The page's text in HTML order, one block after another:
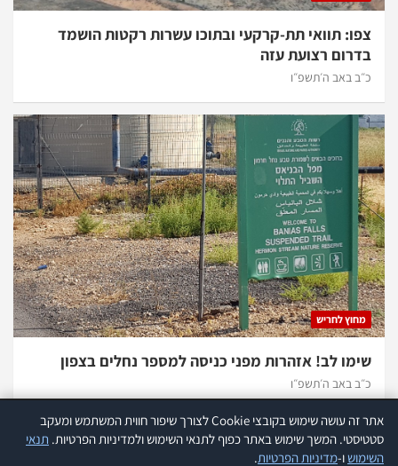
צפו: תוואי תת-קרקעי ובתוכו עשרות רקטות הושמד
בדרום רצועת עזה
כ״ב באב ה׳תשפ״ו
מחוץ לחריש
שימו לב! אזהרות מפני כניסה למספר נחלים בצפון
כ״ב באב ה׳תשפ״ו
אתר זה עושה שימוש בקובצי Cookie לצורך שיפור חווית המשתמש ומעקב
סטטיסטי. המשך שימוש באתר כפוף לתנאי השימוש ולמדיניות הפרטיות. תנאי
השימושו-מדיניות הפרטיות.
אתר זה עושה שימוש בקוקיז לצורך שיפור חווית המשתמש ומעקב סטטיסטי.
עוד